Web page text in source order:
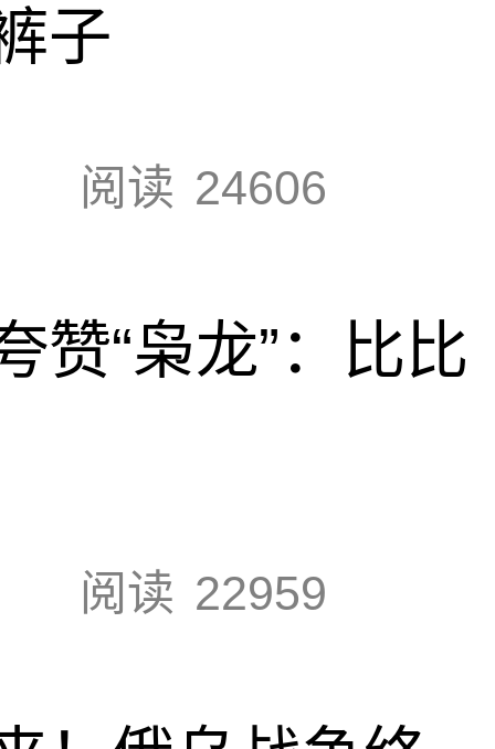
子
阅读 24606
赞“枭龙”：比比
阅读 22959